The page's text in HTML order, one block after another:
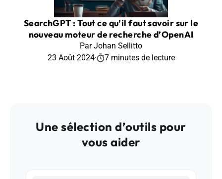
SearchGPT : Tout ce qu’il faut savoir sur le
nouveau moteur de recherche d’OpenAI
Par Johan Sellitto
23 Août 2024· 7 minutes de lecture
Une sélection d’outils pour
vous aider